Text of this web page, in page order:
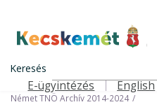
tartalomra
Kecskemét Város
Keresés
Felső navigáció
E-ügyintézés English
Önkormányzat
Nemzetiségi Önkormányzatok
Német Települési Nemzetiségi
Német TNÖ Archív 2014-2024